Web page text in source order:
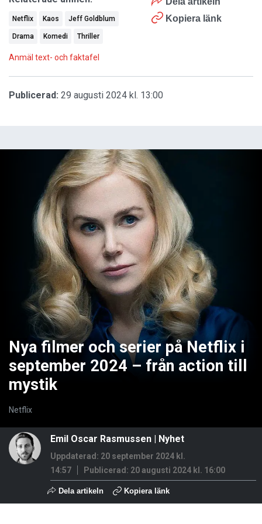
Kopiera länk
Netflix Kaos Jeff Goldblum
Drama Komedi Thriller
Anmäl text- och faktafel
Publicerad: 29 augusti 2024 kl. 13:00
Nya filmer och serier på Netflix i
september 2024 – från action till
mystik
Netflix
Emil Oscar Rasmussen Nyhet
Uppdaterad: 20 september 2024 kl.
14:57
Publicerad: 20 augusti 2024 kl. 16:00
Dela artikeln Kopiera länk